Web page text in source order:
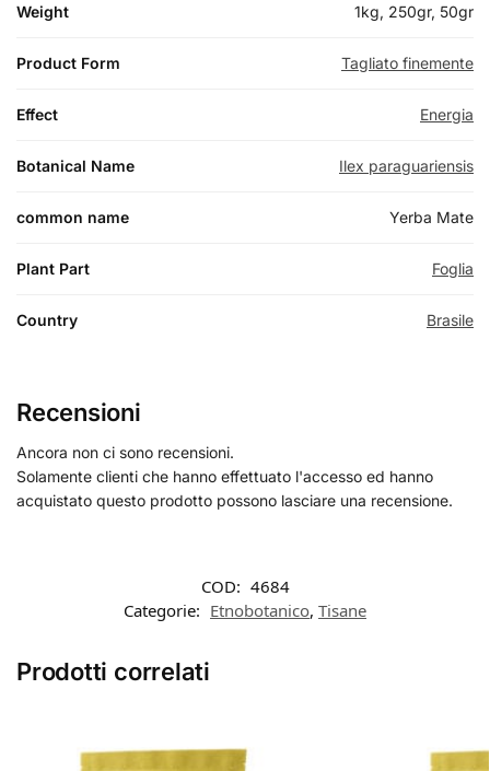
Weight 1kg, 250gr, 50gr
Product Form Tagliato finemente
Effect Energia
Botanical Name Ilex paraguariensis
common name Yerba Mate
Plant Part Foglia
Country Brasile
Recensioni
Ancora non ci sono recensioni.
Solamente clienti che hanno effettuato l'accesso ed hanno
acquistato questo prodotto possono lasciare una recensione.
COD: 4684
Categorie: Etnobotanico, Tisane
Prodotti correlati